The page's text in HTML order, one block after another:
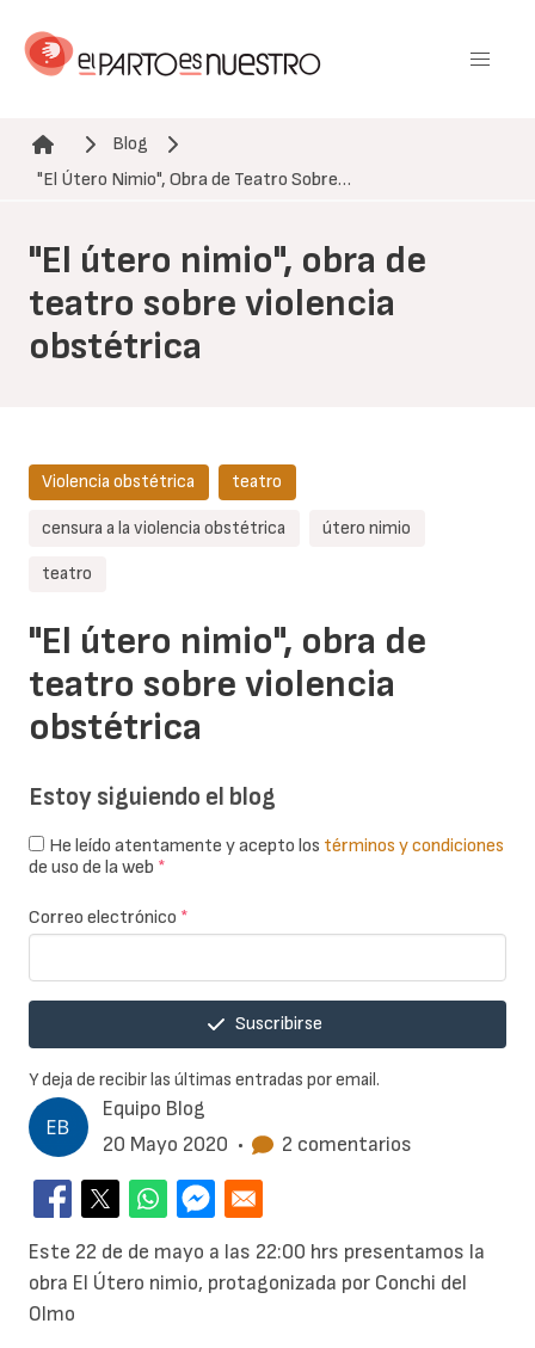
contenido
Ruta de navegación
Blog
"El Útero Nimio", Obra de Teatro Sobre…
"El útero nimio", obra de
teatro sobre violencia
obstétrica
Equipo Blog
20 Mayo 2020 • 2 comentarios
"El útero nimio", obra de
teatro sobre violencia
obstétrica
Violencia obstétrica teatro
censura a la violencia obstétrica útero nimio
teatro
Este 22 de de mayo a las 22:00 hrs presentamos la
obra El Útero nimio, protagonizada por Conchi del
Olmo
Estoy siguiendo el blog
He leído atentamente y acepto los términos y condiciones
de uso de la web *
Correo electrónico *
Suscribirse
Y deja de recibir las últimas entradas por email.